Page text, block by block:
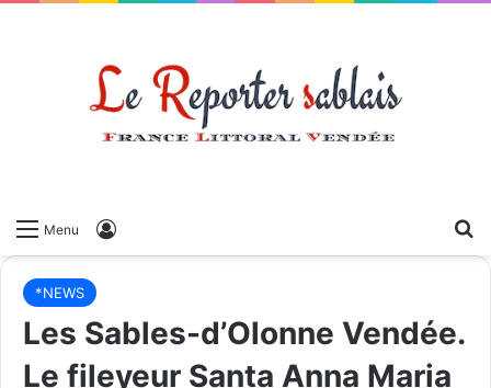
Menu
*NEWS
Les Sables-d’Olonne Vendée.
Le fileyeur Santa Anna Maria